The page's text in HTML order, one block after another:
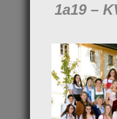
1a19 –